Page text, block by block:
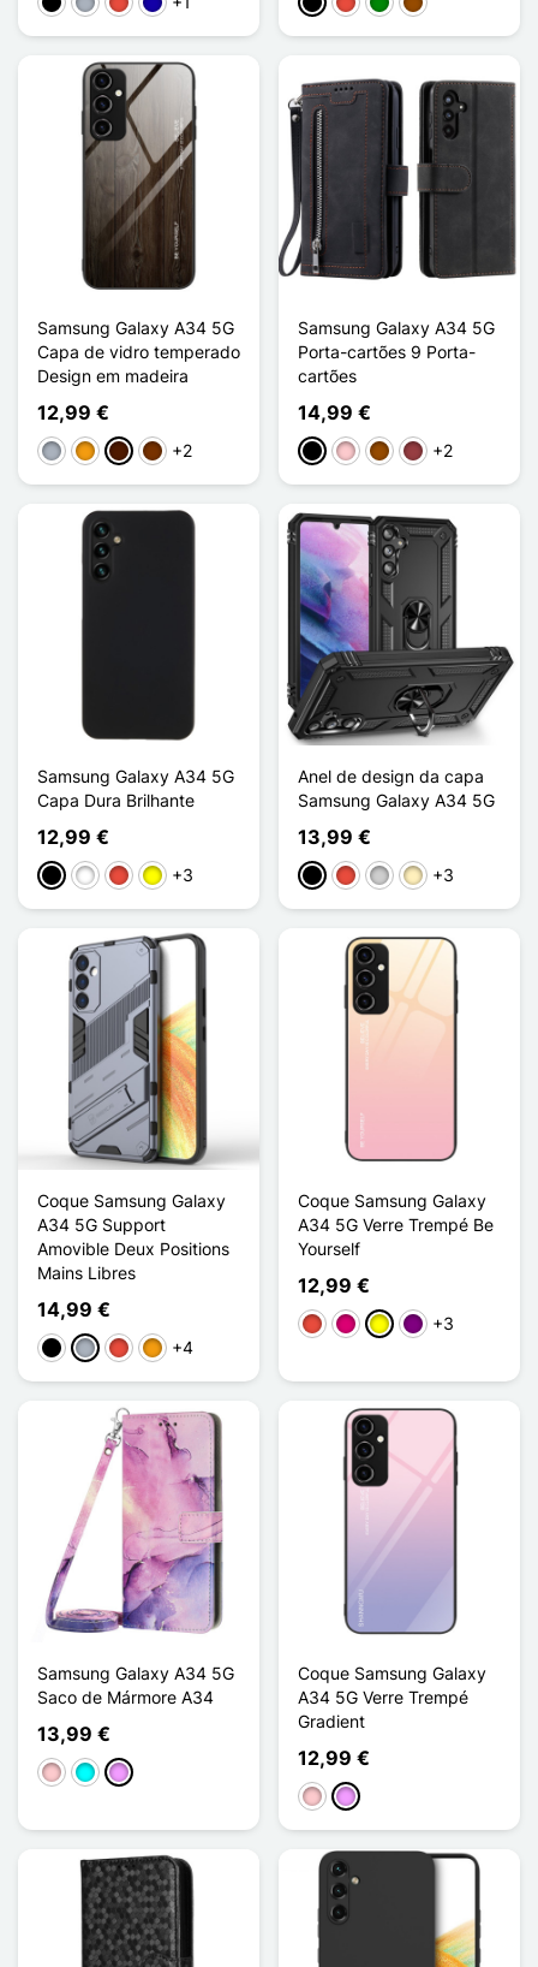
Samsung Galaxy A34 5G
Capa de vidro temperado
Design em madeira
12,99 €
Cinzento
LaranjaMadeira - Castanho escuro
Madeira - Café
+2
Samsung Galaxy A34 5G
Porta-cartões 9 Porta-
cartões
14,99 €
PretoRosaCastanhoVermelho escuro
+2
Samsung Galaxy A34 5G
Capa Dura Brilhante
12,99 €
PretoBrancoVermelho
Amarelo
+3
Anel de design da capa
Samsung Galaxy A34 5G
13,99 €
PretoVermelho
PrataOuro+3
Coque Samsung Galaxy
A34 5G Support
Amovible Deux Positions
Mains Libres
14,99 €
PretoCinzentoVermelho
Laranja
+4
Coque Samsung Galaxy
A34 5G Verre Trempé Be
Yourself
12,99 €
Vermelho
Magenta
AmareloPúrpura
+3
Samsung Galaxy A34 5G
Saco de Mármore A34
13,99 €
RosaCianoVioleta ligeira
Coque Samsung Galaxy
A34 5G Verre Trempé
Gradient
12,99 €
RosaVioleta ligeira